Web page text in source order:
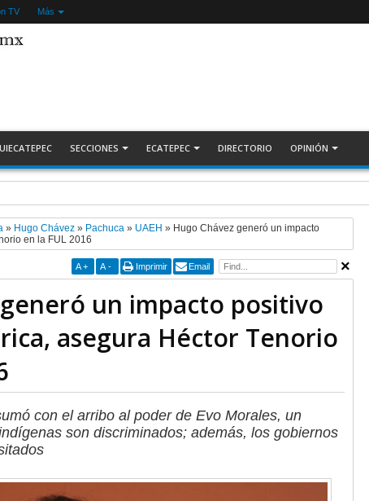
TV Más
SECCIONES ECATEPEC DIRECTORIO OPINIÓN
2 y recuperan auto robado tras operativo con Tecámac +Video | INFORMATIVA
» Hugo Chávez» Pachuca» UAEH » Hugo Chávez generó un impacto
en la FUL 2016
A + A - Imprimir Email
un impacto positivo
asegura Héctor Tenorio
con el arribo al poder de Evo Morales, un
son discriminados; además, los gobiernos